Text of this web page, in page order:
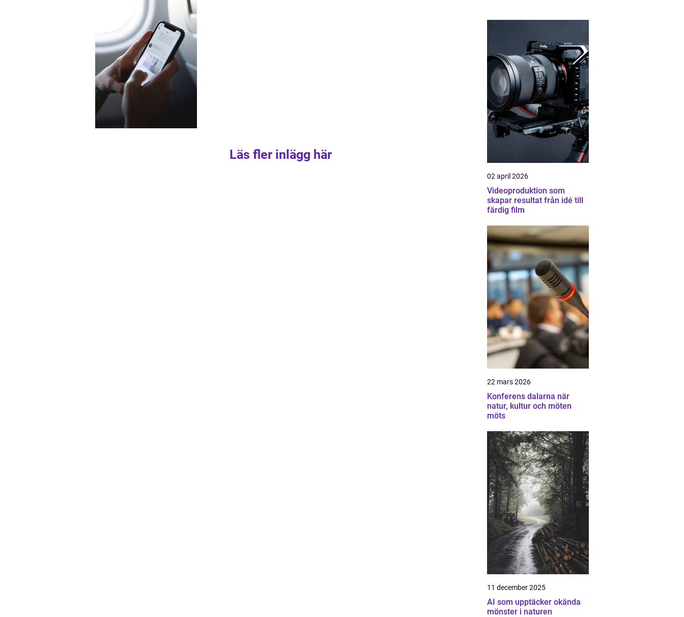
Läs fler inlägg här
02 april 2026
Videoproduktion som
skapar resultat från idé till
färdig film
22 mars 2026
Konferens dalarna när
natur, kultur och möten
möts
11 december 2025
AI som upptäcker okända
mönster i naturen